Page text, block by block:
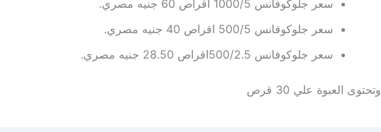
سعر جلوكوفانس 1000/5 اقراص 60 جنيه مصري.
سعر جلوكوفانس 500/5 اقراص 40 جنيه مصري.
سعر جلوكوفانس 500/2.5اقراص 28.50 جنيه مصري.
وتحتوى العبوة علي 30 قرص